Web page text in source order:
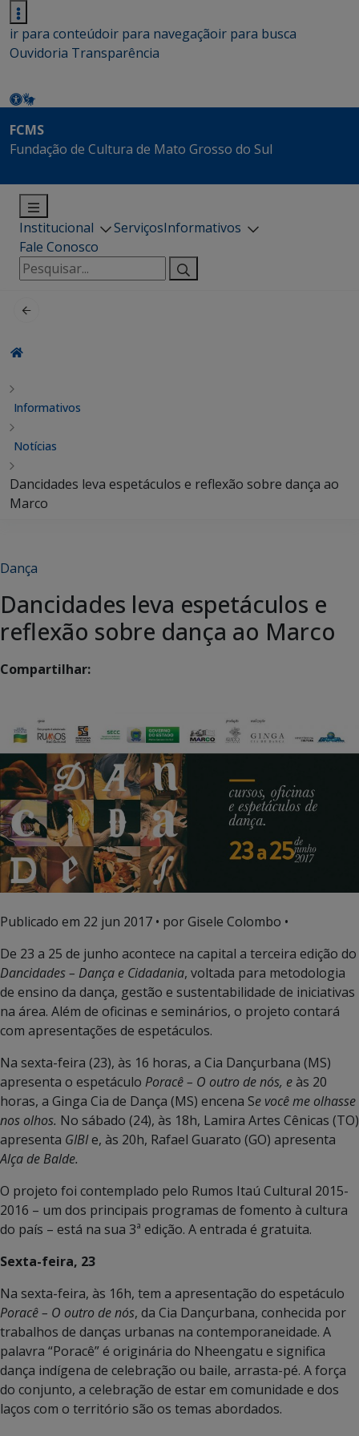
ir para conteúdoir para navegaçãoir para busca
Ouvidoria Transparência
FCMS
Fundação de Cultura de Mato Grosso do Sul
Institucional ServiçosInformativos
Fale Conosco
Pesquisar
por:
Informativos
Notícias
Dancidades leva espetáculos e reflexão sobre dança ao
Marco
Dança
Dancidades leva espetáculos e
reflexão sobre dança ao Marco
Compartilhar:
Publicado em 22 jun 2017 • por Gisele Colombo •
De 23 a 25 de junho acontece na capital a terceira edição do
Dancidades – Dança e Cidadania, voltada para metodologia
de ensino da dança, gestão e sustentabilidade de iniciativas
na área. Além de oficinas e seminários, o projeto contará
com apresentações de espetáculos.
Na sexta-feira (23), às 16 horas, a Cia Dançurbana (MS)
apresenta o espetáculo Poracê – O outro de nós, eàs 20
horas, a Ginga Cia de Dança (MS) encena Se você me olhasse
nos olhos. No sábado (24), às 18h, Lamira Artes Cênicas (TO)
apresenta GIBIe, às 20h, Rafael Guarato (GO) apresenta
Alça de Balde.
O projeto foi contemplado pelo Rumos Itaú Cultural 2015-
2016 – um dos principais programas de fomento à cultura
do país – está na sua 3ª edição. A entrada é gratuita.
Sexta-feira, 23
Na sexta-feira, às 16h, tem a apresentação do espetáculo
Poracê – O outro de nós, da Cia Dançurbana, conhecida por
trabalhos de danças urbanas na contemporaneidade. A
palavra “Poracê” é originária do Nheengatu e significa
dança indígena de celebração ou baile, arrasta-pé. A força
do conjunto, a celebração de estar em comunidade e dos
laços com o território são os temas abordados.